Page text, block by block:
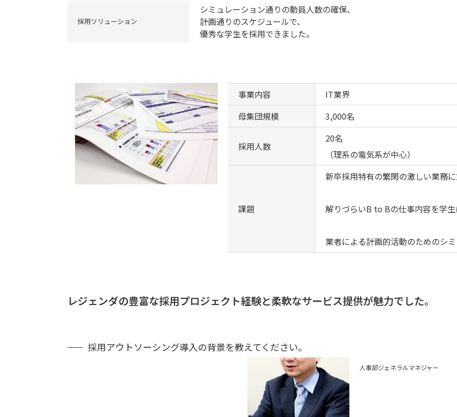
採用ソリューション
シミュレーション通りの動員人数の確保、
計画通りのスケジュールで、
優秀な学生を採用できました。
事業内容
IT業界
母集団規模
3,000名
採用人数
20名
（理系の電気系が中心）
課題
新卒採用特有の繁閑の激しい業務
解りづらいB to Bの仕事内容を学生
業者による計画的活動のためのシ
レジェンダの豊富な採用プロジェクト経験と柔軟なサービス提供が魅力でした。
採用アウトソーシング導入の背景を教えてください。
人事部ジェネラルマネジャー